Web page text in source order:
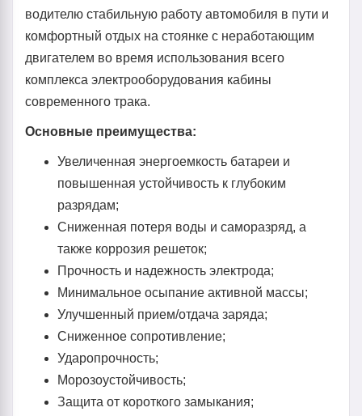
водителю стабильную работу автомобиля в пути и
комфортный отдых на стоянке с неработающим
двигателем во время использования всего
комплекса электрооборудования кабины
современного трака.
Основные преимущества:
Увеличенная энергоемкость батареи и
повышенная устойчивость к глубоким
разрядам;
Сниженная потеря воды и саморазряд, а
также коррозия решеток;
Прочность и надежность электрода;
Минимальное осыпание активной массы;
Улучшенный прием/отдача заряда;
Сниженное сопротивление;
Ударопрочность;
Морозоустойчивость;
Защита от короткого замыкания;